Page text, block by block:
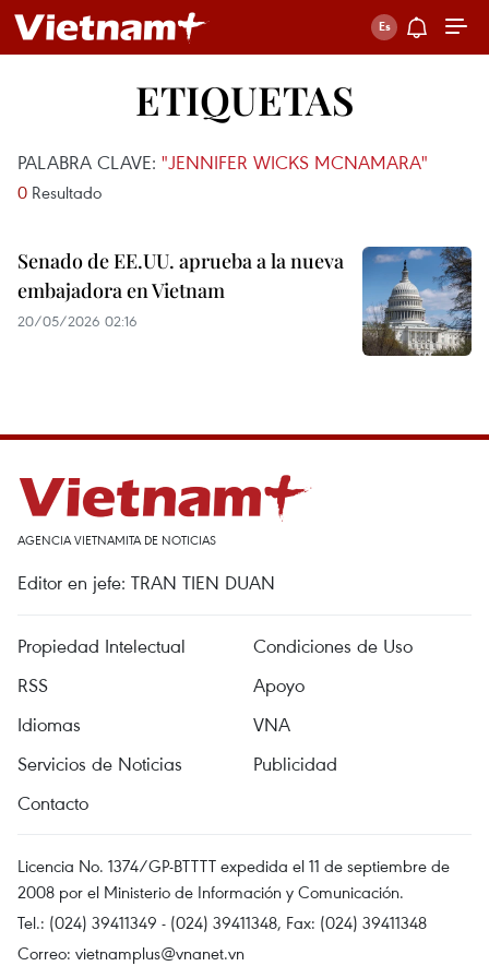
ETIQUETAS
PALABRA CLAVE: "JENNIFER WICKS MCNAMARA"
0 Resultado
Senado de EE.UU. aprueba a la nueva
embajadora en Vietnam
20/05/2026 02:16
AGENCIA VIETNAMITA DE NOTICIAS
Editor en jefe: TRAN TIEN DUAN
Propiedad Intelectual
Condiciones de Uso
RSS
Apoyo
Idiomas
VNA
Servicios de Noticias
Publicidad
Contacto
Licencia No. 1374/GP-BTTTT expedida el 11 de septiembre de
2008 por el Ministerio de Información y Comunicación.
Tel.: (024) 39411349 - (024) 39411348, Fax: (024) 39411348
Correo: vietnamplus@vnanet.vn